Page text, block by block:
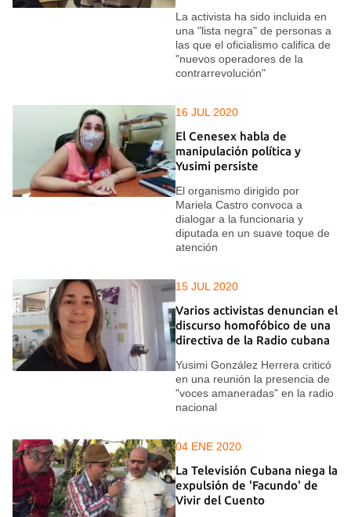
La activista ha sido incluida en
una "lista negra" de personas a
las que el oficialismo califica de
"nuevos operadores de la
contrarrevolución"
16 JUL 2020
El Cenesex habla de
manipulación política y
Yusimi persiste
El organismo dirigido por
Mariela Castro convoca a
dialogar a la funcionaria y
diputada en un suave toque de
atención
15 JUL 2020
Varios activistas denuncian el
discurso homofóbico de una
directiva de la Radio cubana
Yusimi González Herrera criticó
en una reunión la presencia de
"voces amaneradas" en la radio
nacional
04 ENE 2020
La Televisión Cubana niega la
expulsión de 'Facundo' de
Vivir del Cuento